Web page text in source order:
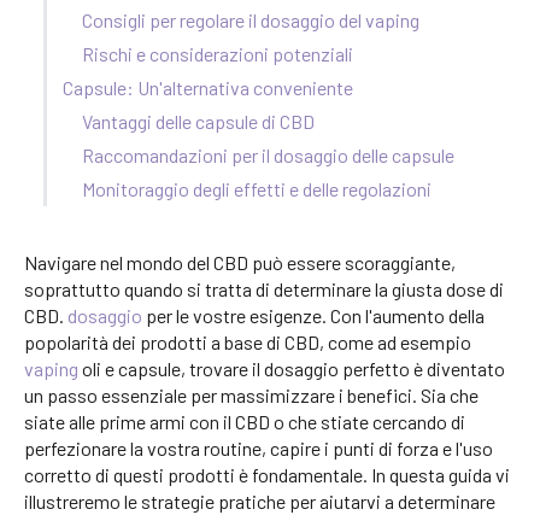
Consigli per regolare il dosaggio del vaping
Rischi e considerazioni potenziali
Capsule: Un'alternativa conveniente
Vantaggi delle capsule di CBD
Raccomandazioni per il dosaggio delle capsule
Monitoraggio degli effetti e delle regolazioni
Navigare nel mondo del CBD può essere scoraggiante,
soprattutto quando si tratta di determinare la giusta dose di
CBD. dosaggio per le vostre esigenze. Con l'aumento della
popolarità dei prodotti a base di CBD, come ad esempio
vaping oli e capsule, trovare il dosaggio perfetto è diventato
un passo essenziale per massimizzare i benefici. Sia che
siate alle prime armi con il CBD o che stiate cercando di
perfezionare la vostra routine, capire i punti di forza e l'uso
corretto di questi prodotti è fondamentale. In questa guida vi
illustreremo le strategie pratiche per aiutarvi a determinare